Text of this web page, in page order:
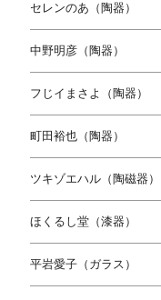
セレンのあ（陶器）
中野明彦（陶器）
フじイまさよ（陶器）
町田裕也（陶器）
ツキゾエハル（陶磁器）
ほくるし堂（漆器）
平岩愛子（ガラス）